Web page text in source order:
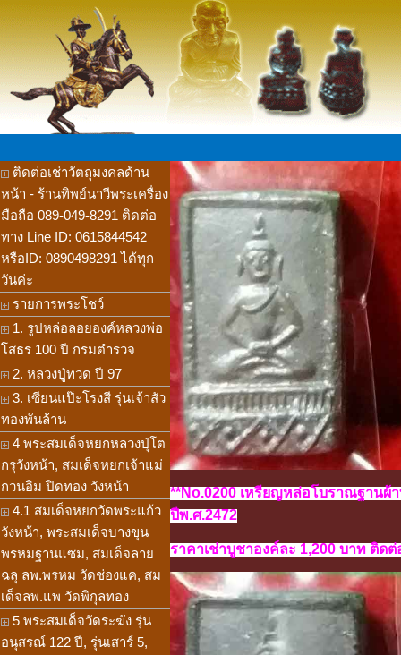
ติดต่อเช่าวัตถุมงคลด้าน
หน้า - ร้านทิพย์นาวีพระเครื่อง
มือถือ 089-049-8291 ติดต่อ
ทาง Line ID: 0615844542
หรือID: 0890498291 ได้ทุก
วันค่ะ
รายการพระโชว์
1. รูปหล่อลอยองค์หลวงพ่อ
โสธร 100 ปี กรมตำรวจ
2. หลวงปู่ทวด ปี 97
3. เซียนแป๊ะโรงสี รุ่นเจ้าสัว
ทองพันล้าน
4 พระสมเด็จหยกหลวงปุ่โต
กรุวังหน้า, สมเด็จหยกเจ้าแม่
กวนอิม ปิดทอง วังหน้า
4.1 สมเด็จหยกวัดพระแก้ว
วังหน้า, พระสมเด็จบางขุน
พรหมฐานแซม, สมเด็จลาย
ฉลุ ลพ.พรหม วัดช่องแค, สม
เด็จลพ.แพ วัดพิกุลทอง
5 พระสมเด็จวัดระฆัง รุ่น
อนุสรณ์ 122 ปี, รุ่นเสาร์ 5,
**No.0200 เหรียญหล่อโบราณฐานผ้
ปีพ.ศ.2472
ราคาเช่าบูชาองค์ละ 1,200 บาท ติด